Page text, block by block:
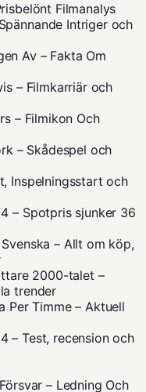
Filmanalys
Intriger och
Av – Fakta Om
– Filmkarriär och
– Filmikon Och
– Skådespel och
Inspelningsstart och
– Spotpris sjunker 36
– Allt om köp,
2000-talet –
trender
Per Timme – Aktuell
– Test, recension och
– Ledning Och